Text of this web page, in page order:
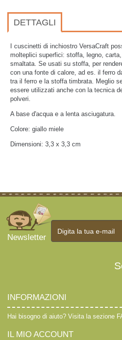
DETTAGLI
I cuscinetti di inchiostro VersaCraft
molteplici superfici: stoffa, legno,
smaltata. Se usati su stoffa, per
con una fonte di calore, ad es. il ferro
tra il ferro e la stoffa timbrata. Meglio
essere utilizzati anche con la tecnica
polveri.
A base d'acqua e a lenta asciugatura.
Colore: giallo miele
Dimensioni: 3,3 x 3,3 cm
Newsletter
INFORMAZIONI
Hai bisogno di aiuto? Visita la sezione
IL MIO ACCOUNT